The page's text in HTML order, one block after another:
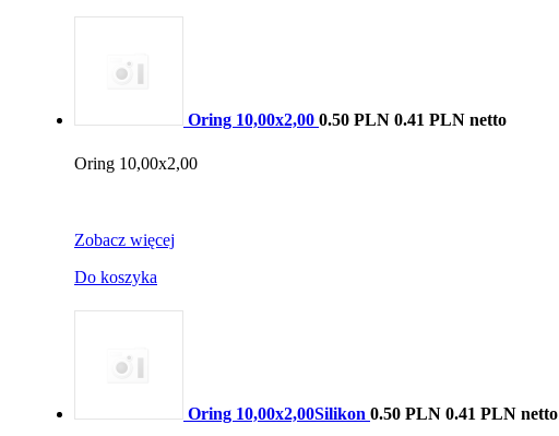
Oring 10,00x2,00 0.50 PLN 0.41 PLN netto
Oring 10,00x2,00
Zobacz więcej
Do koszyka
Oring 10,00x2,00Silikon 0.50 PLN 0.41 PLN netto